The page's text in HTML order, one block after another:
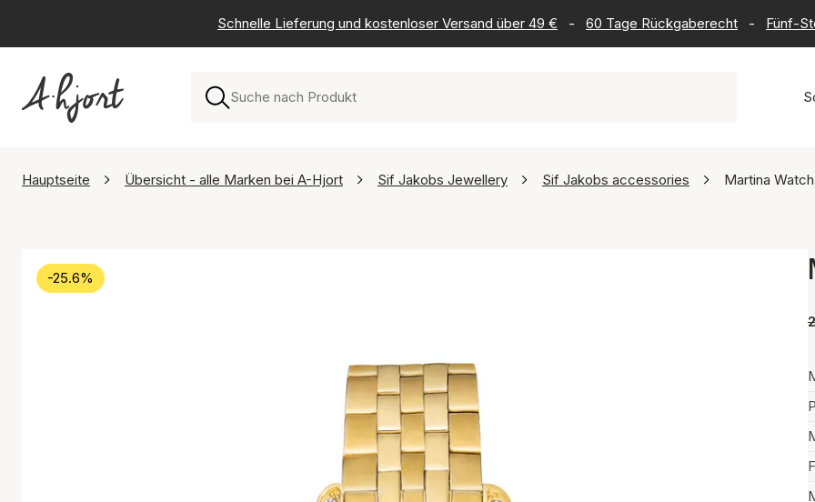
Schnelle Lieferung und kostenloser Versand über 49 € - 60 Tage Rückgaberecht - Fünf-
Hauptseite Übersicht - alle Marken bei A-Hjort Sif Jakobs Jewellery Sif Jakobs accessories Martina Watch
-25.6%